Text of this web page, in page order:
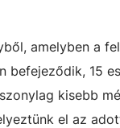
amelyben a
befejeződik, 15
kisebb
el az